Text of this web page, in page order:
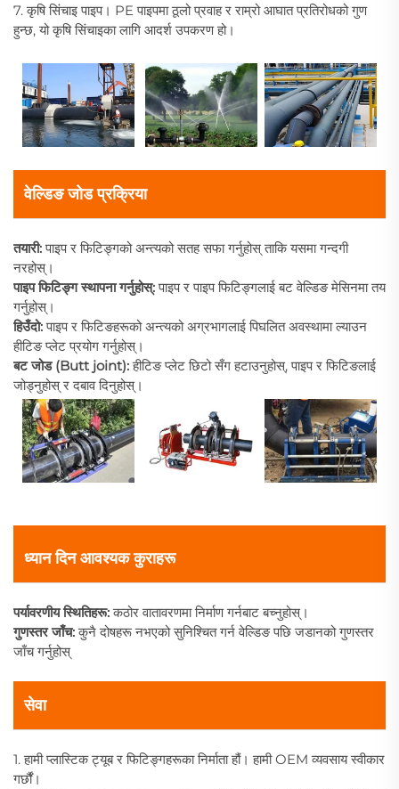
7. कृषि सिंचाइ पाइप। PE पाइपमा ठूलो प्रवाह र राम्रो आघात प्रतिरोधको गुण
हुन्छ, यो कृषि सिंचाइका लागि आदर्श उपकरण हो।
वेल्डिङ जोड प्रक्रिया
तयारी:पाइप र फिटिङ्गको अन्त्यको सतह सफा गर्नुहोस् ताकि यसमा गन्दगी
नरहोस्।
पाइप फिटिङ्ग स्थापना गर्नुहोस्:पाइप र पाइप फिटिङ्गलाई बट वेल्डिङ मेसिनमा तय
गर्नुहोस्।
हिउँदो:पाइप र फिटिङहरूको अन्त्यको अग्रभागलाई पिघलित अवस्थामा ल्याउन
हीटिङ प्लेट प्रयोग गर्नुहोस्।
बट जोड (Butt joint):हीटिङ प्लेट छिटो सँग हटाउनुहोस्, पाइप र फिटिङलाई
जोड्नुहोस् र दबाव दिनुहोस्।
ध्यान दिन आवश्यक कुराहरू
पर्यावरणीय स्थितिहरू:कठोर वातावरणमा निर्माण गर्नबाट बच्नुहोस्।
गुणस्तर जाँच:कुनै दोषहरू नभएको सुनिश्चित गर्न वेल्डिङ पछि जडानको गुणस्तर
जाँच गर्नुहोस्
सेवा
1. हामी प्लास्टिक ट्यूब र फिटिङ्गहरूका निर्माता हौं। हामी OEM व्यवसाय स्वीकार
गर्छौं।